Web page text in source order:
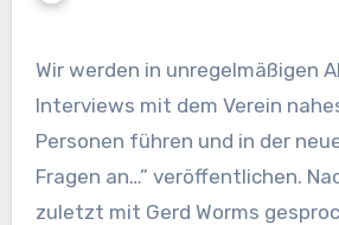
Wir werden in unregelmäßigen Abständen
Interviews mit dem Verein
Personen führen und in der
Fragen an…” veröffentlichen.
zuletzt mit Gerd Worms